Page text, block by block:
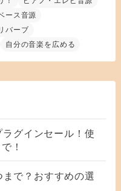
ース音源
バーブ
自分の音楽を広める
ラグインセール！使
！
で？おすすめの選